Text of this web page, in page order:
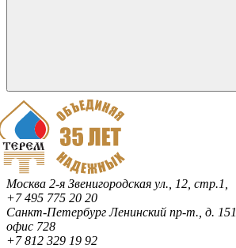
Москва 2-я Звенигородская ул., 12, стр.1,
+7 495 775 20 20
Санкт-ПетербургЛенинский пр-т., д. 151,
офис 728
+7 812 329 19 92